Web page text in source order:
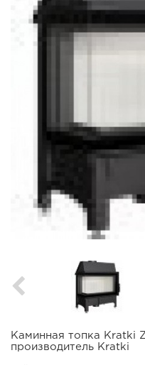
Каминная топка Kratki
производитель Kratki